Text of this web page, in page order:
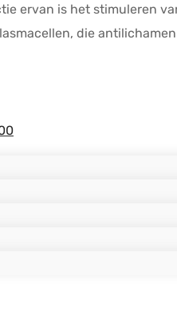
ervan is het stimuleren
die